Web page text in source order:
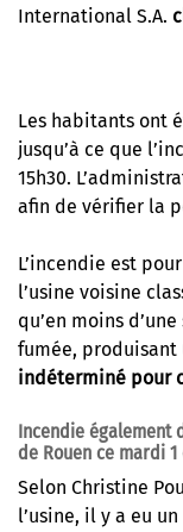
International S.A.
Les habitants ont
jusqu’à ce que
15h30.
afin de vérifier la
L’incendie est
l’usine voisine
qu’en moins
fumée, produisant
indéterminé pour
Incendie également
de Rouen ce mardi
Selon Christine
l’usine, il y a eu